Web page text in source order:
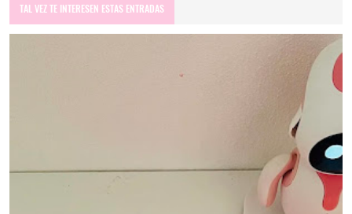
TAL VEZ TE INTERESEN ESTAS ENTRADAS